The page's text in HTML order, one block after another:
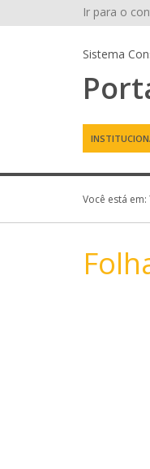
Ir para o
Sistema
Você está em: